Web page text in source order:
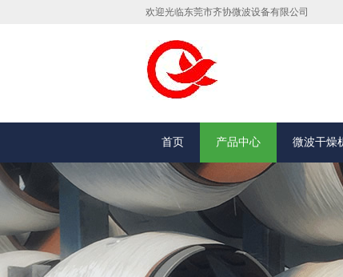
欢迎光临东莞市齐协微波设备有限公司
首页 产品中心 微波干燥